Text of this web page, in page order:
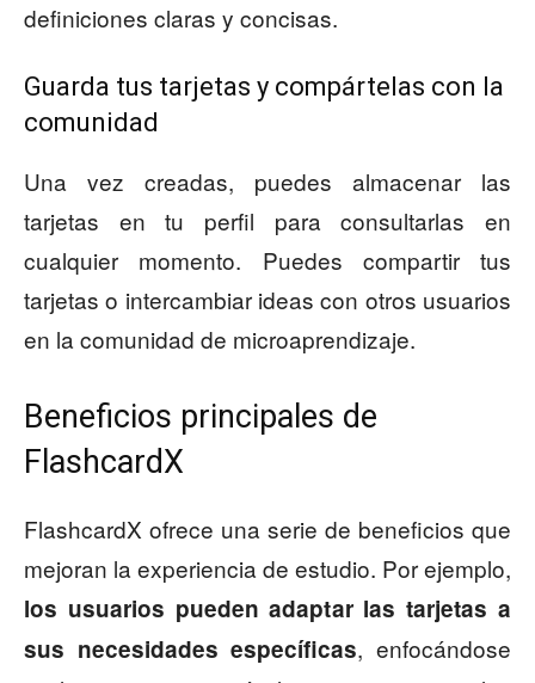
definiciones claras y concisas.
Guarda tus tarjetas y compártelas con la
comunidad
Una vez creadas, puedes almacenar las
tarjetas en tu perfil para consultarlas en
cualquier momento. Puedes compartir tus
tarjetas o intercambiar ideas con otros usuarios
en la comunidad de microaprendizaje.
Beneficios principales de
FlashcardX
FlashcardX ofrece una serie de beneficios que
mejoran la experiencia de estudio. Por ejemplo,
los usuarios pueden adaptar las tarjetas a
sus necesidades específicas, enfocándose